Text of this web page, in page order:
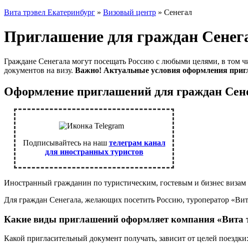
Вита трэвел Екатеринбург » Визовый центр » Сенегал
Приглашение для граждан
Граждане Сенегала могут посещать Россию с любыми целями, в том
документов на визу. Важно! Актуальные условия оформления
Оформление приглашений для граждан
Подписывайтесь на наш телеграм канал
для иностранных туристов
Иностранный гражданин по туристическим, гостевым и бизнес
Для граждан Сенегала, желающих посетить Россию, туроператор
Какие виды приглашений оформляет компания «Вита
Какой пригласительный документ получать, зависит от целей поездки: